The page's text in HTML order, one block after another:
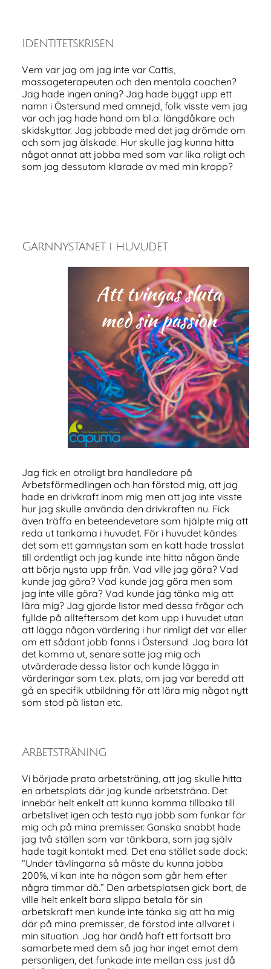
Identitetskrisen
Vem var jag om jag inte var Cattis,
massageterapeuten och den mentala coachen?
Jag hade ingen aning? Jag hade byggt upp ett
namn i Östersund med omnejd, folk visste vem jag
var och jag hade hand om bl.a. längdåkare och
skidskyttar. Jag jobbade med det jag drömde om
och som jag älskade. Hur skulle jag kunna hitta
något annat att jobba med som var lika roligt och
som jag dessutom klarade av med min kropp?
Garnnystanet i huvudet
Jag fick en otroligt bra handledare på
Arbetsförmedlingen och han förstod mig, att jag
hade en drivkraft inom mig men att jag inte visste
hur jag skulle använda den drivkraften nu. Fick
även träffa en beteendevetare som hjälpte mig att
reda ut tankarna i huvudet. För i huvudet kändes
det som ett garnnystan som en katt hade trasslat
till ordentligt och jag kunde inte hitta någon ände
att börja nysta upp från. Vad ville jag göra? Vad
kunde jag göra? Vad kunde jag göra men som
jag inte ville göra? Vad kunde jag tänka mig att
lära mig? Jag gjorde listor med dessa frågor och
fyllde på allteftersom det kom upp i huvudet utan
att lägga någon värdering i hur rimligt det var eller
om ett sådant jobb fanns i Östersund. Jag bara lät
det komma ut, senare satte jag mig och
utvärderade dessa listor och kunde lägga in
värderingar som t.ex. plats, om jag var beredd att
gå en specifik utbildning för att lära mig något nytt
som stod på listan etc.
Arbetsträning
Vi började prata arbetsträning, att jag skulle hitta
en arbetsplats där jag kunde arbetsträna. Det
innebär helt enkelt att kunna komma tillbaka till
arbetslivet igen och testa nya jobb som funkar för
mig och på mina premisser. Ganska snabbt hade
jag två ställen som var tänkbara, som jag själv
hade tagit kontakt med. Det ena stället sade dock:
“Under tävlingarna så måste du kunna jobba
200%, vi kan inte ha någon som går hem efter
några timmar då.” Den arbetsplatsen gick bort, de
ville helt enkelt bara slippa betala för sin
arbetskraft men kunde inte tänka sig att ha mig
där på mina premisser, de förstod inte allvaret i
min situation. Jag har ändå haft ett fortsatt bra
samarbete med dem så jag har inget emot dem
personligen, det funkade inte mellan oss just då